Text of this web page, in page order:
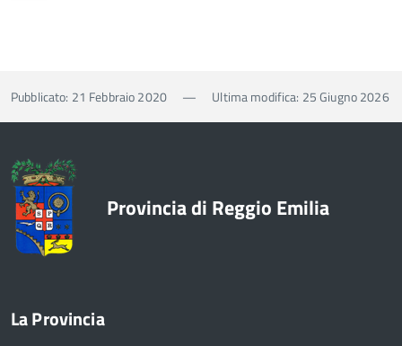
Pubblicato: 21 Febbraio 2020 — Ultima modifica: 25 Giugno 2026
Provincia di Reggio Emilia
La Provincia